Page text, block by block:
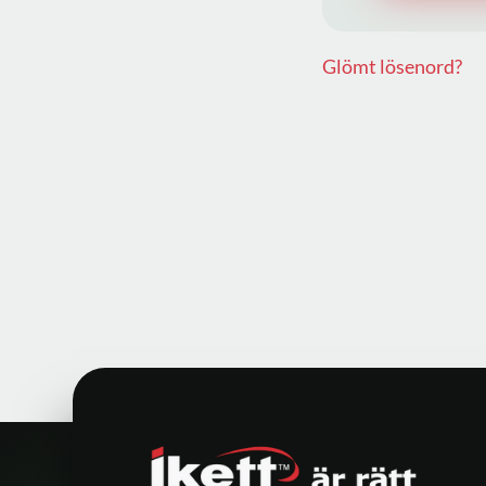
Glömt lösenord?